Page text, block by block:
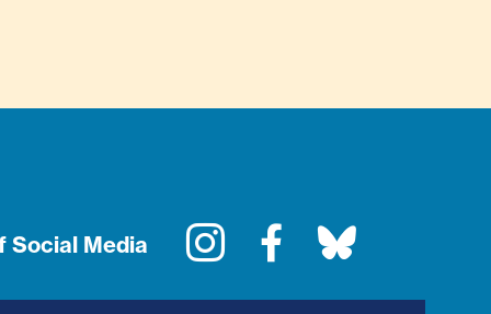
Social Media InstagramFacebook